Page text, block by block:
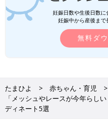
妊娠日数や生後日数
妊娠中から産後まで
無料ダ
たまひよ 赤ちゃん・育児
「メッシュやレースが今年らし
ディネート5選